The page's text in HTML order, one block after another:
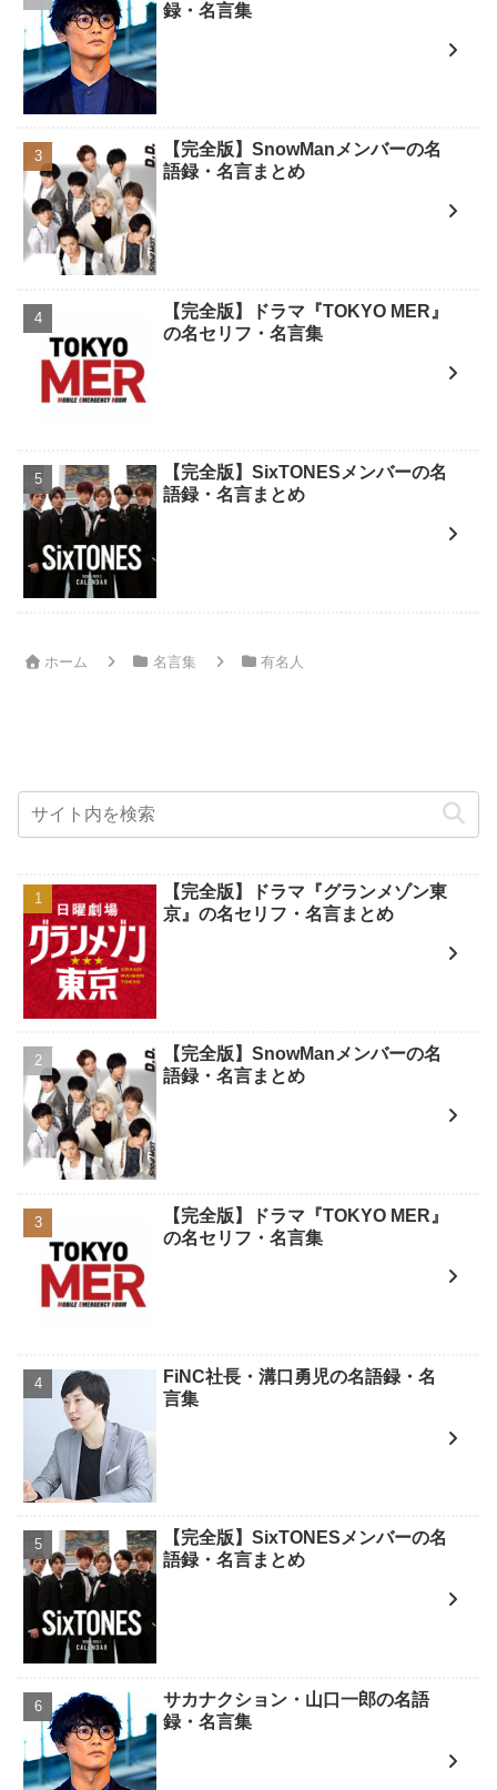
録・名言集
【完全版】SnowManメンバーの名
語録・名言まとめ
【完全版】ドラマ『TOKYO MER』
の名セリフ・名言集
【完全版】SixTONESメンバーの名
語録・名言まとめ
ホーム 名言集 有名人
【完全版】ドラマ『グランメゾン東
京』の名セリフ・名言まとめ
【完全版】SnowManメンバーの名
語録・名言まとめ
【完全版】ドラマ『TOKYO MER』
の名セリフ・名言集
FiNC社長・溝口勇児の名語録・名
言集
【完全版】SixTONESメンバーの名
語録・名言まとめ
サカナクション・山口一郎の名語
録・名言集